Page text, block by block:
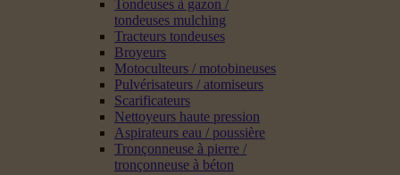
Tondeuses à gazon /
tondeuses mulching
Tracteurs tondeuses
Broyeurs
Motoculteurs / motobineuses
Pulvérisateurs / atomiseurs
Scarificateurs
Nettoyeurs haute pression
Aspirateurs eau / poussière
Tronçonneuse à pierre /
tronçonneuse à béton